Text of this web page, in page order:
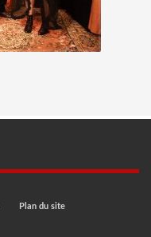
Plan du site